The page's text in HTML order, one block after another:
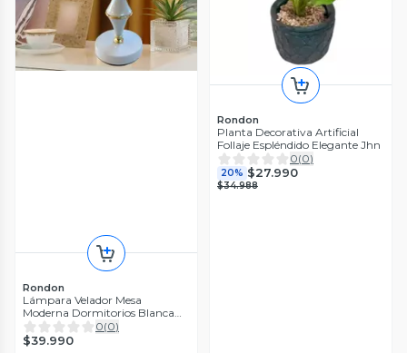
Rondon
Lámpara Velador Mesa
Moderna Dormitorios Blanca
Jhn
0(0)
$39.990
Rondon
Planta Decorativa Artificial
Follaje Espléndido Elegante Jhn
0(0)
20% $27.990
$34.988